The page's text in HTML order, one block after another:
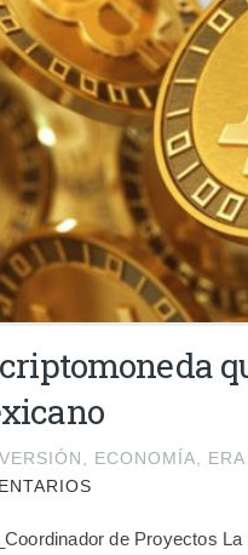
ECONOMÍA
de Proyectos